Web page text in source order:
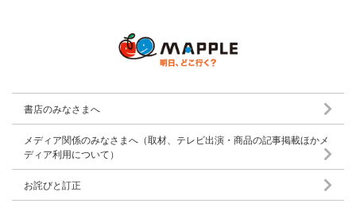
書店のみなさまへ
メディア関係のみなさまへ（取材、テレビ出演・商品の記事掲載ほかメ
ディア利用について）
お詫びと訂正